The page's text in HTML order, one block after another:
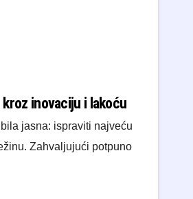
inovaciju i lakoću
jasna: ispraviti najveću
Zahvaljujući potpuno